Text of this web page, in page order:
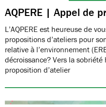
AQPERE | Appel de
L’AQPERE est heureuse de
propositions d’ateliers pour
relative à l’environnement
décroissance? Vers la
proposition d’atelier